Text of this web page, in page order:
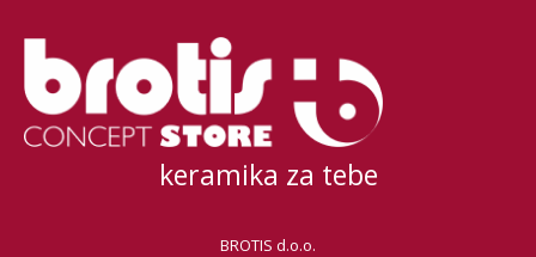
keramika za tebe
BROTIS d.o.o.